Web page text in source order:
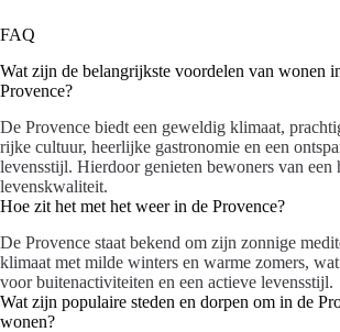
FAQ
Wat zijn de belangrijkste voordelen van wonen
Provence?
De Provence biedt een geweldig klimaat,
rijke cultuur, heerlijke gastronomie en een
levensstijl. Hierdoor genieten bewoners van een
levenskwaliteit.
Hoe zit het met het weer in de Provence?
De Provence staat bekend om zijn zonnige
klimaat met milde winters en warme zomers,
voor buitenactiviteiten en een actieve levensstijl.
Wat zijn populaire steden en dorpen om in de
wonen?